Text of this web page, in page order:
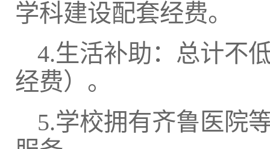
学科建设配套经费。
4.生活补助：总计不
经费）。
5.学校拥有齐鲁医院